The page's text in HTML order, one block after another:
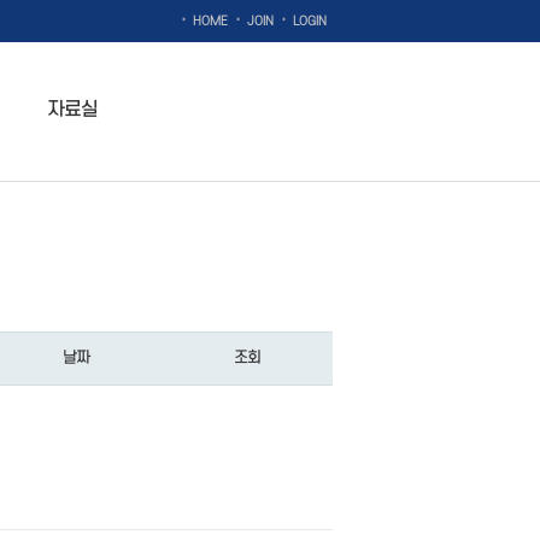
· HOME · JOIN · LOGIN
자료실
날짜 조회